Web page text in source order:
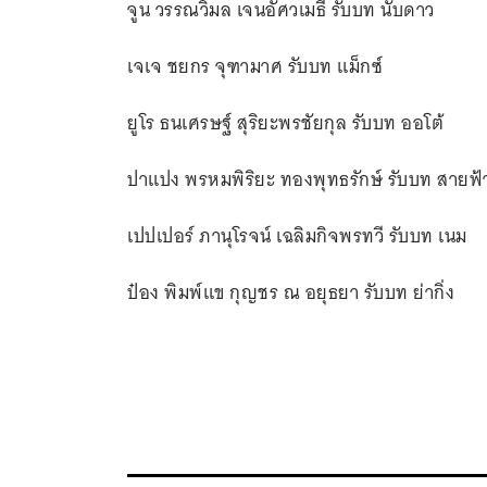
จูน วรรณวิมล เจนอัศวเมธี รับบท นับดาว
เจเจ ชยกร จุฑามาศ รับบท แม็กซ์
ยูโร ธนเศรษฐ์ สุริยะพรชัยกุล รับบท ออโต้
ปาแปง พรหมพิริยะ ทองพุทธรักษ์ รับบท สายฟ้
เปปเปอร์ ภานุโรจน์ เฉลิมกิจพรทวี รับบท เนม
ป๋อง พิมพ์แข กุญชร ณ อยุธยา รับบท ย่ากิ่ง